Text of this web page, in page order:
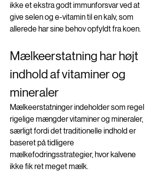
ikke et ekstra godt immunforsvar ved at
give selen og e-vitamin til en kalv, som
allerede har sine behov opfyldt fra koen.
Mælkeerstatning har højt
indhold af vitaminer og
mineraler
Mælkeerstatninger indeholder som regel
rigelige mængder vitaminer og mineraler,
særligt fordi det traditionelle indhold er
baseret på tidligere
mælkefodringsstrategier, hvor kalvene
ikke fik ret meget mælk.